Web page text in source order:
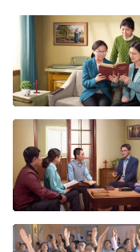
日の神の裁きの働き
働きでは？ 「罪と
開くであろう」とあ
よく聖霊に触れられ
らいつも、主の御前
ものです。これは神
か？ あなたの言う
イエスの働きとどう